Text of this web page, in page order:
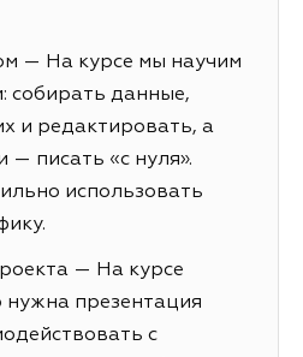
— На курсе мы научим
собирать данные,
и редактировать, а
— писать «с нуля».
использовать
— На курсе
нужна презентация
с